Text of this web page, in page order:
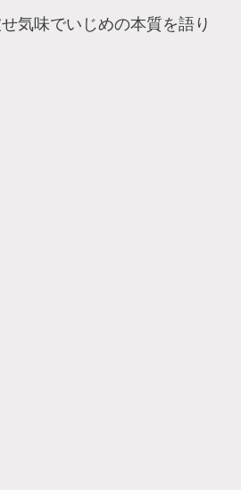
気味でいじめの本質を語り